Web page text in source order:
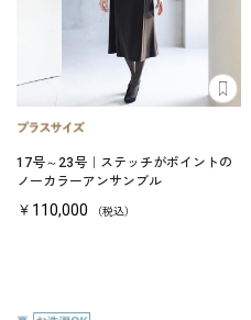
17号～23号｜ステッチがポイントの
ノーカラーアンサンブル
￥110,000 （税込）